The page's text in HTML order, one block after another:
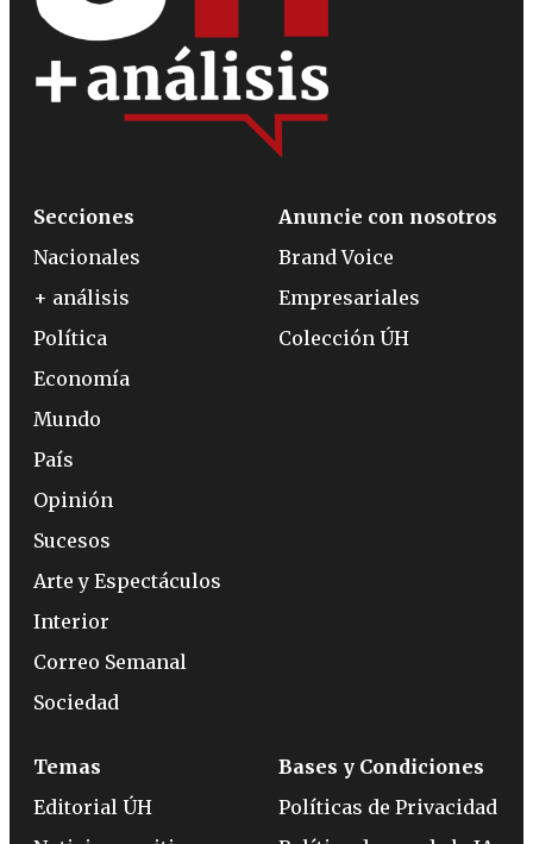
Secciones
Nacionales
+ análisis
Política
Economía
Mundo
País
Opinión
Sucesos
Arte y Espectáculos
Interior
Correo Semanal
Sociedad
Anuncie con nosotros
Brand Voice
Empresariales
Colección ÚH
Temas
Editorial ÚH
Bases y Condiciones
Políticas de Privacidad